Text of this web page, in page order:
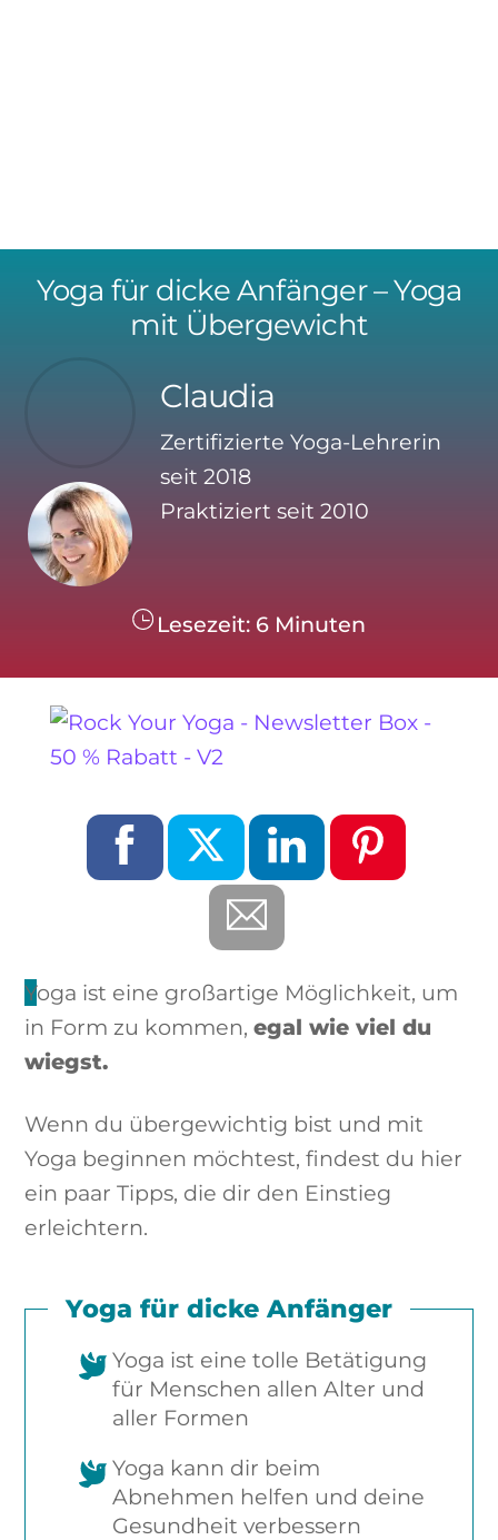
Yoga für dicke Anfänger – Yoga
mit Übergewicht
Claudia
Zertifizierte Yoga-Lehrerin
seit 2018
Praktiziert seit 2010
Lesezeit: 6 Minuten
Yoga ist eine großartige Möglichkeit, um
in Form zu kommen,egal wie viel du
wiegst.
Wenn du übergewichtig bist und mit
Yoga beginnen möchtest, findest du hier
ein paar Tipps, die dir den Einstieg
erleichtern.
Yoga für dicke Anfänger
Yoga ist eine tolle Betätigung
für Menschen allen Alter und
aller Formen
Yoga kann dir beim
Abnehmen helfen und deine
Gesundheit verbessern